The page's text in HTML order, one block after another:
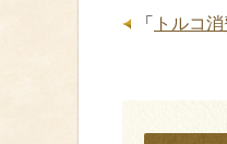
「 トルコ